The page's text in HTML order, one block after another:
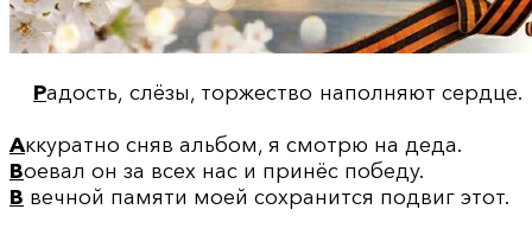
Радость, слёзы, торжество наполняют сердце.
Аккуратно сняв альбом, я смотрю на деда.
Воевал он за всех нас и принёс победу.
В вечной памяти моей сохранится подвиг этот.